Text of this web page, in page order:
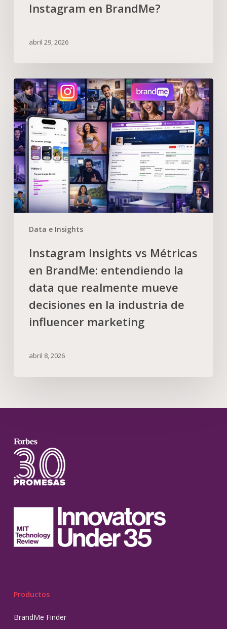
Instagram en BrandMe?
abril 29, 2026
Data e Insights
Instagram Insights vs Métricas
en BrandMe: entendiendo la
data que realmente mueve
decisiones en la industria de
influencer marketing
abril 8, 2026
Productos
BrandMe Finder